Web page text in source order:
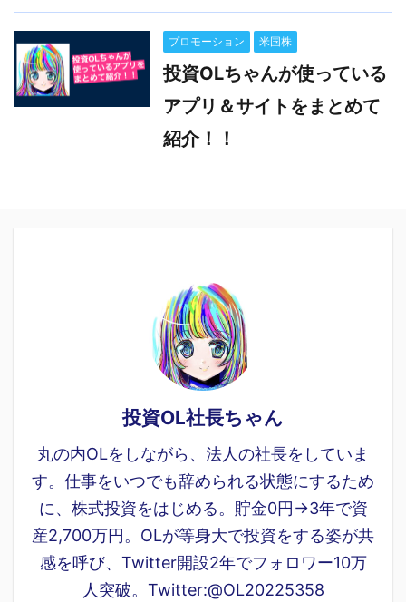
プロモーション 米国株
投資OLちゃんが使っている
アプリ＆サイトをまとめて
紹介！！
投資OL社長ちゃん
丸の内OLをしながら、法人の社長をしていま
す。仕事をいつでも辞められる状態にするため
に、株式投資をはじめる。貯金0円→3年で資
産2,700万円。OLが等身大で投資をする姿が共
感を呼び、Twitter開設2年でフォロワー10万
人突破。Twitter:@OL20225358